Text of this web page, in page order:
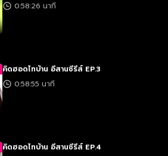
0:58:26 นาที
คิดฮอดไทบ้าน อีสานซีรีส์ EP.3
0:58:55 นาที
คิดฮอดไทบ้าน อีสานซีรีส์ EP.4